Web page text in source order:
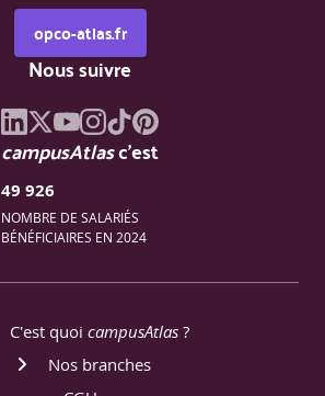
opco-atlas.fr
Nous suivre
campusAtlasc'est
49 926
NOMBRE DE SALARIÉS
BÉNÉFICIAIRES EN 2024
C'est quoi campusAtlas ?
Nos branches